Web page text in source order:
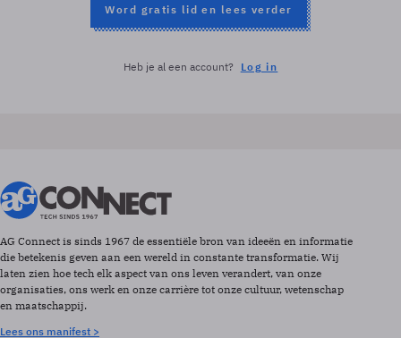
Word gratis lid en lees verder
Heb je al een account? Log in
AG Connect is sinds 1967 de essentiële bron van ideeën en informatie
die betekenis geven aan een wereld in constante transformatie. Wij
laten zien hoe tech elk aspect van ons leven verandert, van onze
organisaties, ons werk en onze carrière tot onze cultuur, wetenschap
en maatschappij.
Lees ons manifest >